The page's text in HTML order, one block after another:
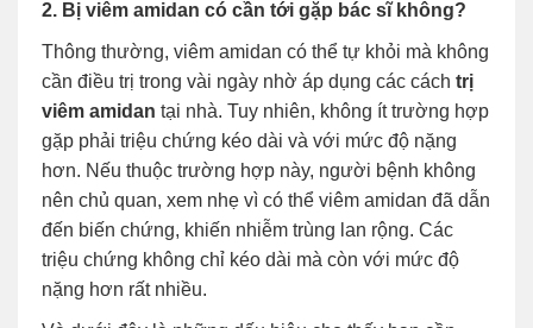
2. Bị viêm amidan có cần tới gặp bác sĩ không?
Thông thường, viêm amidan có thể tự khỏi mà không
cần điều trị trong vài ngày nhờ áp dụng các cách trị
viêm amidan tại nhà. Tuy nhiên, không ít trường hợp
gặp phải triệu chứng kéo dài và với mức độ nặng
hơn. Nếu thuộc trường hợp này, người bệnh không
nên chủ quan, xem nhẹ vì có thể viêm amidan đã dẫn
đến biến chứng, khiến nhiễm trùng lan rộng. Các
triệu chứng không chỉ kéo dài mà còn với mức độ
nặng hơn rất nhiều.